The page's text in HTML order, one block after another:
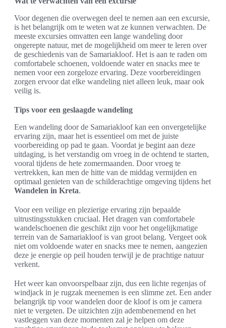
Voor degenen die overwegen deel te nemen aan een excursie,
is het belangrijk om te weten wat ze kunnen verwachten. De
meeste excursies omvatten een lange wandeling door
ongerepte natuur, met de mogelijkheid om meer te leren over
de geschiedenis van de Samariakloof. Het is aan te raden om
comfortabele schoenen, voldoende water en snacks mee te
nemen voor een zorgeloze ervaring. Deze voorbereidingen
zorgen ervoor dat elke wandeling niet alleen leuk, maar ook
veilig is.
Tips voor een geslaagde wandeling
Een wandeling door de Samariakloof kan een onvergetelijke
ervaring zijn, maar het is essentieel om met de juiste
voorbereiding op pad te gaan. Voordat je begint aan deze
uitdaging, is het verstandig om vroeg in de ochtend te starten,
vooral tijdens de hete zomermaanden. Door vroeg te
vertrekken, kan men de hitte van de middag vermijden en
optimaal genieten van de schilderachtige omgeving tijdens het
Wandelen in Kreta.
Voor een veilige en plezierige ervaring zijn bepaalde
uitrustingsstukken cruciaal. Het dragen van comfortabele
wandelschoenen die geschikt zijn voor het ongelijkmatige
terrein van de Samariakloof is van groot belang. Vergeet ook
niet om voldoende water en snacks mee te nemen, aangezien
deze je energie op peil houden terwijl je de prachtige natuur
verkent.
Het weer kan onvoorspelbaar zijn, dus een lichte regenjas of
windjack in je rugzak meenemen is een slimme zet. Een ander
belangrijk tip voor wandelen door de kloof is om je camera
niet te vergeten. De uitzichten zijn adembenemend en het
vastleggen van deze momenten zal je helpen om deze